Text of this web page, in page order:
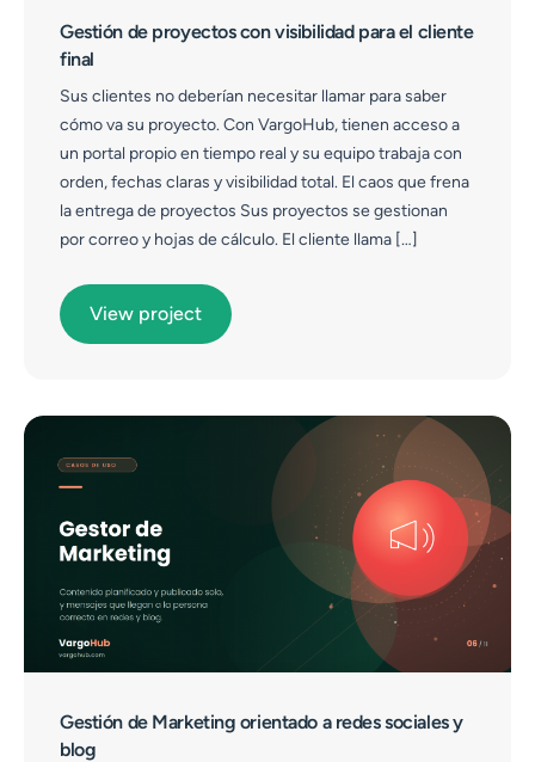
Gestión de proyectos con visibilidad para el cliente
final
Sus clientes no deberían necesitar llamar para saber
cómo va su proyecto. Con VargoHub, tienen acceso a
un portal propio en tiempo real y su equipo trabaja con
orden, fechas claras y visibilidad total. El caos que frena
la entrega de proyectos Sus proyectos se gestionan
por correo y hojas de cálculo. El cliente llama […]
View project
Gestión de Marketing orientado a redes sociales y
blog